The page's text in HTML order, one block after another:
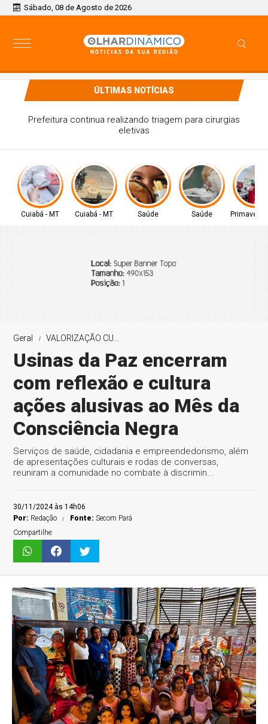
Sábado, 08 de Agosto de 2026
ÚLTIMAS NOTÍCIAS
Prefeitura continua realizando triagem para cirurgias
eletivas
Cuiabá - MT Cuiabá - MT Saúde Saúde Primavera
Geral VALORIZAÇÃO CU...
Usinas da Paz encerram
com reflexão e cultura
ações alusivas ao Mês da
Consciência Negra
Serviços de saúde, cidadania e empreendedorismo, além
de apresentações culturais e rodas de conversas,
reuniram a comunidade no combate à discrimin...
30/11/2024 às 14h06
Por: Redação Fonte:Secom Pará
Compartilhe: